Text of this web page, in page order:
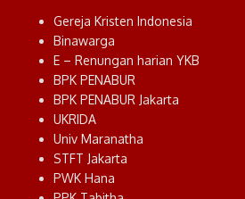
Gereja Kristen Indonesia
Binawarga
E – Renungan harian YKB
BPK PENABUR
BPK PENABUR Jakarta
UKRIDA
Univ Maranatha
STFT Jakarta
PWK Hana